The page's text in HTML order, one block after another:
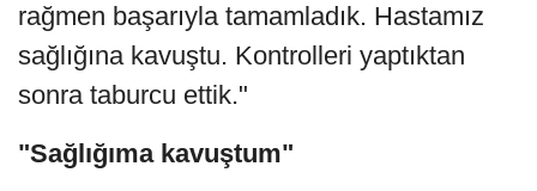
rağmen başarıyla tamamladık. Hastamız
sağlığına kavuştu. Kontrolleri yaptıktan
sonra taburcu ettik."
"Sağlığıma kavuştum"